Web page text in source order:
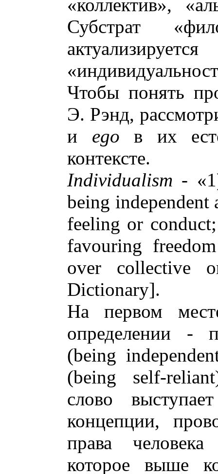
«коллектив»,
Субстрат
Чтобы понять
Э. Рэнд,
и ego в их
контексте.
Individualism -
being independent
feeling or
favouring
over collective
Dictionary].
На первом
определении -
(being
(being self-
слово
концепции,
права
которое выше